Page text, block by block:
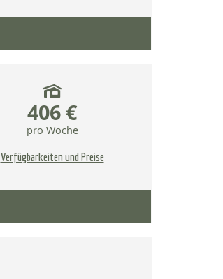
406 €
pro Woche
Verfügbarkeiten und Preise